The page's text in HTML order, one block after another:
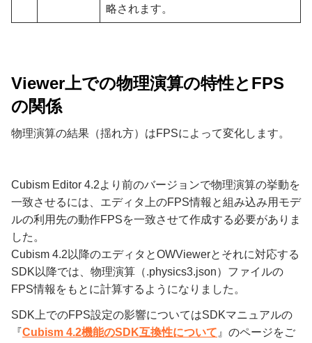
略されます。
Viewer上での物理演算の特性とFPS
の関係
物理演算の結果（揺れ方）はFPSによって変化します。
Cubism Editor 4.2より前のバージョンで物理演算の挙動を
一致させるには、エディタ上のFPS情報と組み込み用モデ
ルの利用先の動作FPSを一致させて作成する必要がありま
した。
Cubism 4.2以降のエディタとOWViewerとそれに対応する
SDK以降では、物理演算（.physics3.json）ファイルの
FPS情報をもとに計算するようになりました。
SDK上でのFPS設定の影響についてはSDKマニュアルの
『Cubism 4.2機能のSDK互換性について 』のページをご